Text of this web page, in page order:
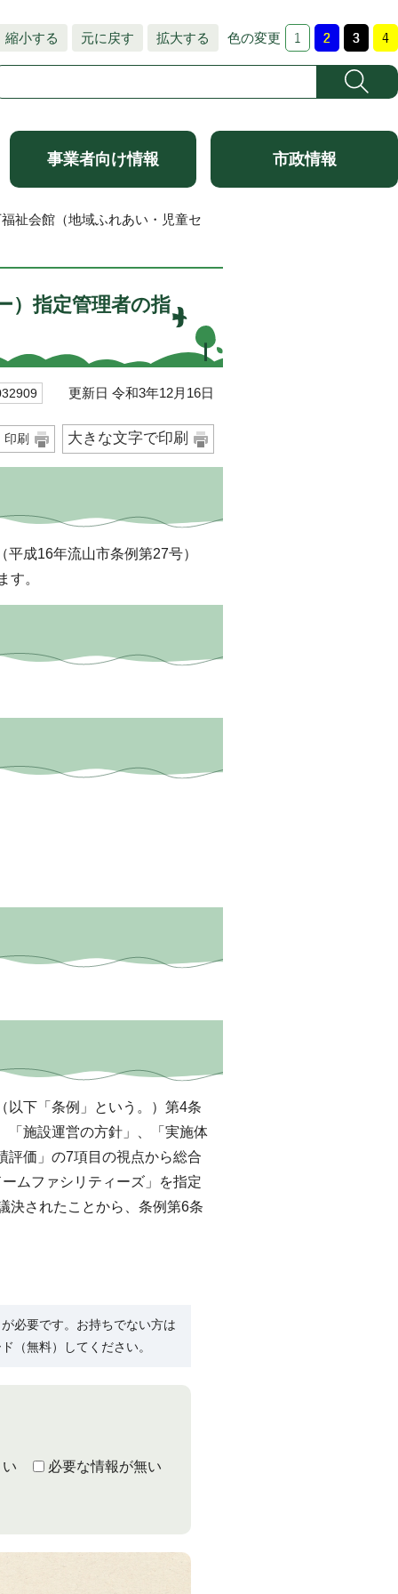
縮小する 元に戻す 拡大する 色の変更
事業者向け情報 市政情報
祉会館（地域ふれあい・児童セ
）指定管理者の指
更新日 令和3年12月16日
印刷 大きな文字で印刷
成16年流山市条例第27号）
す。
下「条例」という。）第4条
「施設運営の方針」、「実施体
評価」の7項目の視点から総合
ムファシリティーズ」を指定
決されたことから、条例第6条
必要です。お持ちでない方は
（無料）してください。
必要な情報が無い